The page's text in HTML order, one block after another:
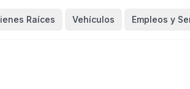
Raíces Vehículos Empleos y